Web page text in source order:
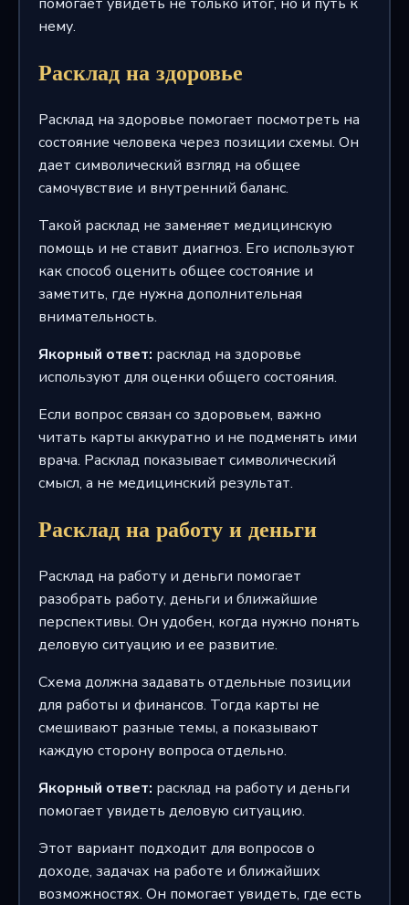
нему.
Расклад на здоровье
Расклад на здоровье помогает посмотреть на
состояние человека через позиции схемы. Он
дает символический взгляд на общее
самочувствие и внутренний баланс.
Такой расклад не заменяет медицинскую
помощь и не ставит диагноз. Его используют
как способ оценить общее состояние и
заметить, где нужна дополнительная
внимательность.
Якорный ответ: расклад на здоровье
используют для оценки общего состояния.
Если вопрос связан со здоровьем, важно
читать карты аккуратно и не подменять ими
врача. Расклад показывает символический
смысл, а не медицинский результат.
Расклад на работу и деньги
Расклад на работу и деньги помогает
разобрать работу, деньги и ближайшие
перспективы. Он удобен, когда нужно понять
деловую ситуацию и ее развитие.
Схема должна задавать отдельные позиции
для работы и финансов. Тогда карты не
смешивают разные темы, а показывают
каждую сторону вопроса отдельно.
Якорный ответ: расклад на работу и деньги
помогает увидеть деловую ситуацию.
Этот вариант подходит для вопросов о
доходе, задачах на работе и ближайших
возможностях. Он помогает увидеть, где есть